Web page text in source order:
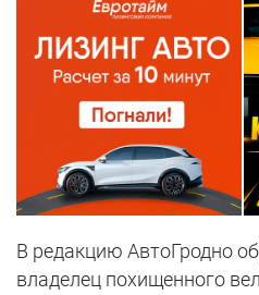
В редакцию АвтоГродно
владелец похищенного